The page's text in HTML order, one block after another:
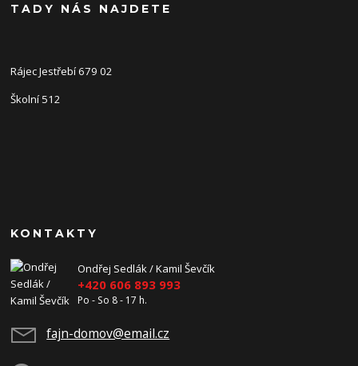
TADY NÁS NAJDETE
Rájec Jestřebí 679 02
Školní 512
KONTAKTY
Ondřej Sedlák / Kamil Ševčík
+420 606 893 993
Po - So 8 - 17 h.
fajn-domov@email.cz